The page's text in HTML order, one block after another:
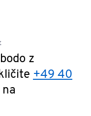
z
+49 40